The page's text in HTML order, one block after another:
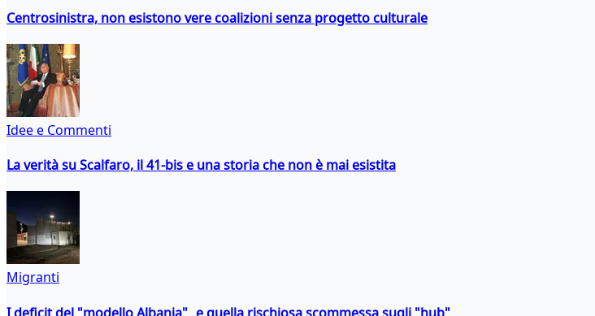
Centrosinistra, non esistono vere coalizioni senza progetto culturale
Idee e Commenti
La verità su Scalfaro, il 41-bis e una storia che non è mai esistita
Migranti